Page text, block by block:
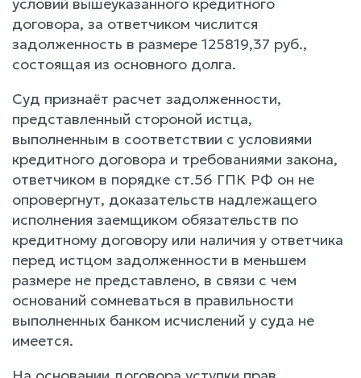
договора, за ответчиком числится
задолженность в размере 125819,37 руб.,
состоящая из основного долга.
Суд признаёт расчет задолженности,
представленный стороной истца,
выполненным в соответствии с условиями
кредитного договора и требованиями закона,
ответчиком в порядке ст.56 ГПК РФ он не
опровергнут, доказательств надлежащего
исполнения заемщиком обязательств по
кредитному договору или наличия у ответчика
перед истцом задолженности в меньшем
размере не представлено, в связи с чем
оснований сомневаться в правильности
выполненных банком исчислений у суда не
имеется.